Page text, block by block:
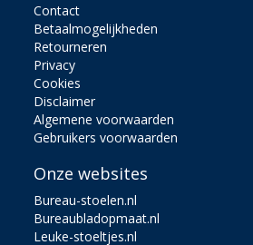
Contact
Betaalmogelijkheden
Retourneren
Privacy
Cookies
Disclaimer
Algemene voorwaarden
Gebruikers voorwaarden
Onze websites
Bureau-stoelen.nl
Bureaubladopmaat.nl
Leuke-stoeltjes.nl